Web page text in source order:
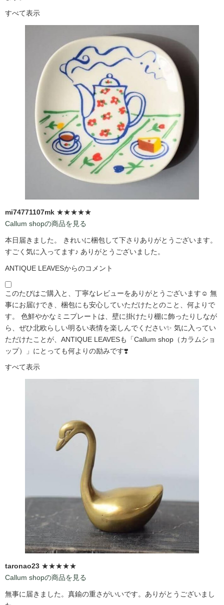
すべて表示
mi74771107mk ★★★★★
Callum shopの商品を見る
本日届きました。 きれいに梱包して下さりありがとうございます。
すごく気に入ってます♪ ありがとうございました。
ANTIQUE LEAVESからのコメント
このたびはご購入と、丁寧なレビューをありがとうございます☺️ 無
事にお届けでき、梱包にも安心していただけたとのこと、何よりで
す。 色鮮やかなミニプレートは、壁に掛けたり棚に飾ったりしなが
ら、ぜひ北欧らしい明るい表情を楽しんでください✨ 気に入ってい
ただけたことが、ANTIQUE LEAVESも「Callum shop（カラムショ
ップ）」にとっても何よりの励みです❣️
すべて表示
taronao23 ★★★★★
Callum shopの商品を見る
無事に届きました。真鍮の重さがいいです。ありがとうございまし